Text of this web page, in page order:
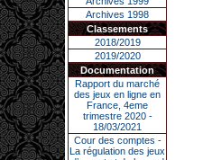
Archives 1998
Classements
2018/2019
2019/2020
Documentation
Rapport du marché
des jeux en ligne en
France, 4eme
trimestre 2020 -
18/03/2021
Cour des comptes -
La régulation des jeux